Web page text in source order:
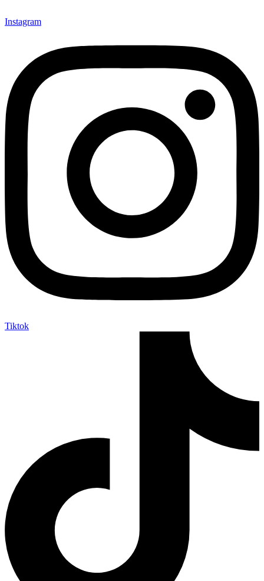
Instagram
Tiktok